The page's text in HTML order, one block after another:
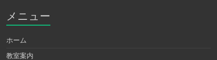
メニュー
ホーム
教室案内